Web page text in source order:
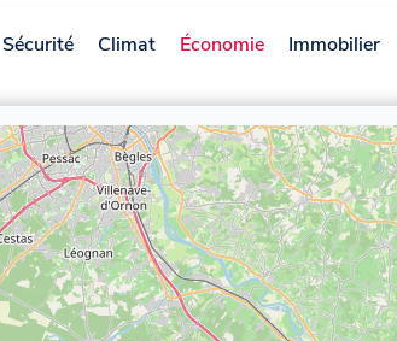
Sécurité Climat Économie Immobilier